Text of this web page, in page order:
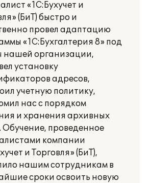
«1С:Бухучет и
(БиТ) быстро и
провел адаптацию
«1С:Бухгалтерия 8» под
нашей организации,
установку
адресов,
учетную политику,
нас с порядком
и хранения архивных
Обучение, проведенное
компании
и Торговля» (БиТ),
нашим сотрудникам в
сроки освоить новую